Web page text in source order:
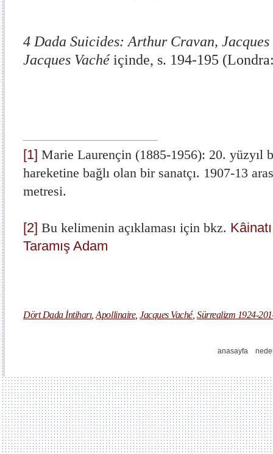
4 Dada Suicides: Arthur Cravan,
Jacques Vachéiçinde, s. 194-195
[1] Marie Laurençin (1885-1956): 20. yüzyıl
hareketine bağlı olan bir sanatçı. 1907-13
metresi.
[2] Bu kelimenin açıklaması için bkz.
Taramış Adam
Dört Dada İntiharı,Apollinaire,Jacques Vaché,Sürrealizm 1924-
anasayfa